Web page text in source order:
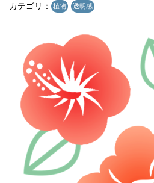
カテゴリ： 植物 透明感